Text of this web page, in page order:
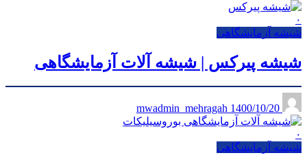
۰
شیشه آزمایشگاهی
شیشه پیرکس | شیشه آلات آزمایشگاهی
1400/10/20
۰
شیشه آزمایشگاهی